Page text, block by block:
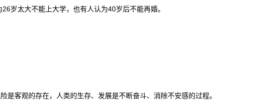
岁太大不能上大学，也有人认为40岁后不能再婚。
是客观的存在，人类的生存、发展是不断奋斗、消除不安感的过程。